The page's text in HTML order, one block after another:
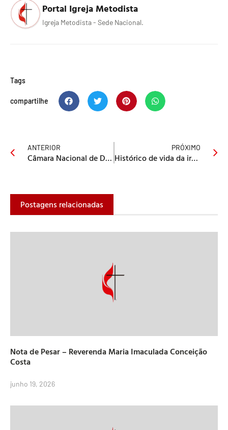
Portal Igreja Metodista
Igreja Metodista - Sede Nacional.
Tags
compartilhe
ANTERIOR
Câmara Nacional de Discipulado se reúne em Fortaleza
PRÓXIMO
Histórico de vida da irmã metodista considerada mais idosa
Postagens relacionadas
Nota de Pesar – Reverenda Maria Imaculada Conceição
Costa
junho 19, 2026